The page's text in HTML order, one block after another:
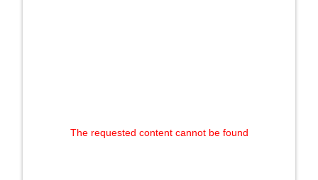
The requested content cannot be found